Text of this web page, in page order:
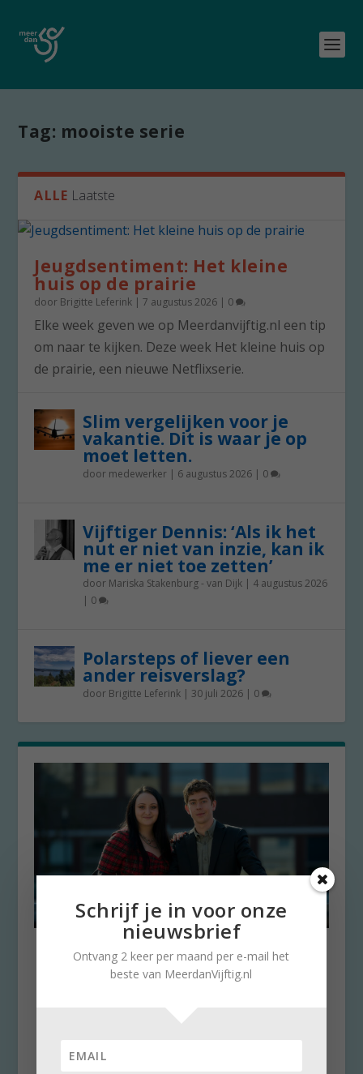
Tag: mooiste serie
ALLE Laatste
Jeugdsentiment: Het kleine
huis op de prairie
door Brigitte Leferink |7 augustus 2026 | 0
Elke week geven we op Meerdanvijftig.nl een tip
om naar te kijken. Deze week Het kleine huis op
de prairie, een nieuwe Netflixserie.
Slim vergelijken voor je
vakantie. Dit is waar je op
moet letten.
door medewerker | 6 augustus 2026 | 0
Vijftiger Dennis: ‘Als ik het
nut er niet van inzie, kan ik
me er niet toe zetten’
door Mariska Stakenburg - van Dijk | 4 augustus 2026
| 0
Polarsteps of liever een
ander reisverslag?
door Brigitte Leferink | 30 juli 2026 | 0
Oogappels mooiste serie van
de laatste jaren
seizoen...
Schrijf je in voor onze
nieuwsbrief
Ontvang 2 keer per maand per e-mail het
beste van MeerdanVijftig.nl